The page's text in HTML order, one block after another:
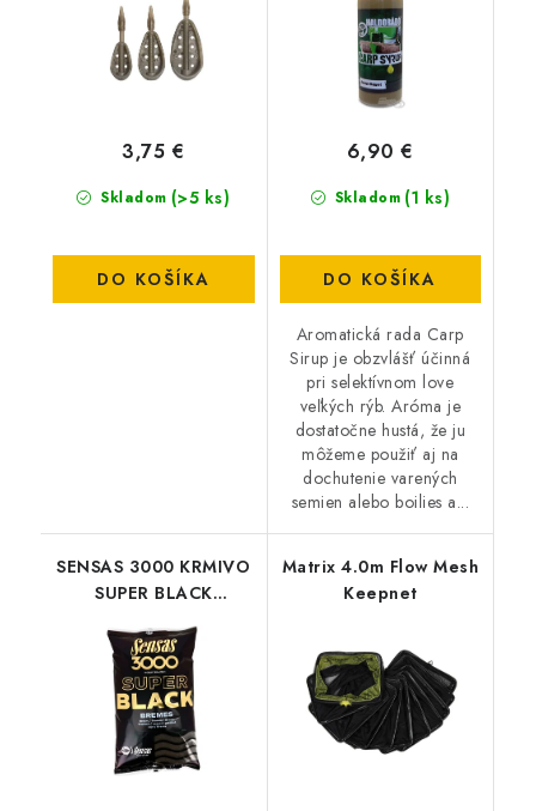
Skladom (>5 ks)
3,75 €
DO KOŠÍKA
Skladom (1 ks)
6,90 €
DO KOŠÍKA
Aromatická rada Carp
Sirup je obzvlášť účinná
pri selektívnom love
veľkých rýb. Aróma je
dostatočne hustá, že ju
môžeme použiť aj na
dochutenie varených
semien alebo boilies a...
SENSAS 3000 KRMIVO
SUPER BLACK
Matrix 4.0m Flow Mesh
Keepnet